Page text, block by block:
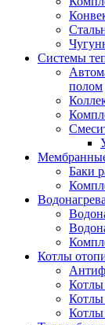
Системы
полом
Баки
Котлы
Котлы
Котлы
Котлы